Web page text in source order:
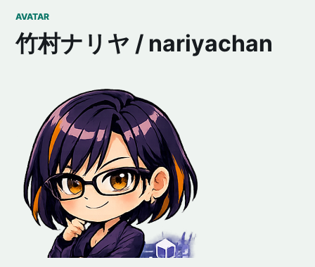
AVATAR
竹村ナリヤ / nariyachan